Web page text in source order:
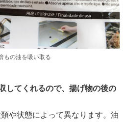
もの油を吸い取る
してくれるので、揚げ物の後の
や状態によって異なります。油